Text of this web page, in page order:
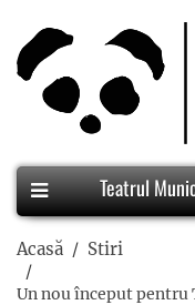
Teatrul
Acasă Stiri
Un nou început pentru